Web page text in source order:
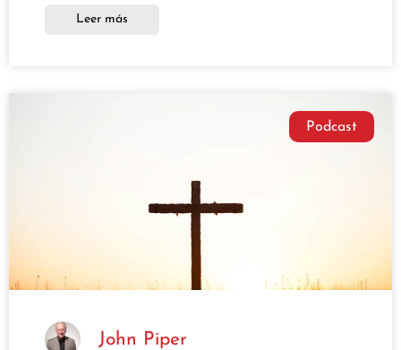
Leer más
Podcast
John Piper